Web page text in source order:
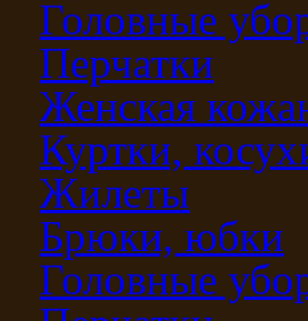
Головные
Перчатки
Женская
Куртки,
Жилеты
Брюки, юбки
Головные